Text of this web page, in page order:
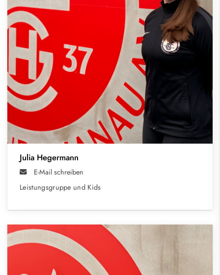
Julia Hegermann
E-Mail schreiben
Leistungsgruppe und Kids